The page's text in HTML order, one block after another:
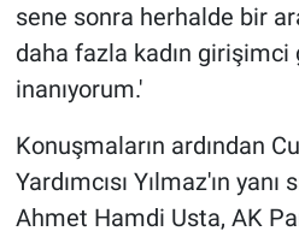
sene sonra herhalde bir
daha fazla kadın girişimci
inanıyorum.'
Konuşmaların ardından
Yardımcısı Yılmaz'ın
Ahmet Hamdi Usta, AK